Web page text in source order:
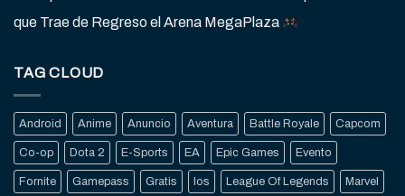
que Trae de Regreso el Arena MegaPlaza
TAG CLOUD
Android Anime Anuncio Aventura Battle Royale Capcom
Co-op Dota 2 E-Sports EA Epic Games Evento
Fornite Gamepass Gratis Ios League Of Legends Marvel